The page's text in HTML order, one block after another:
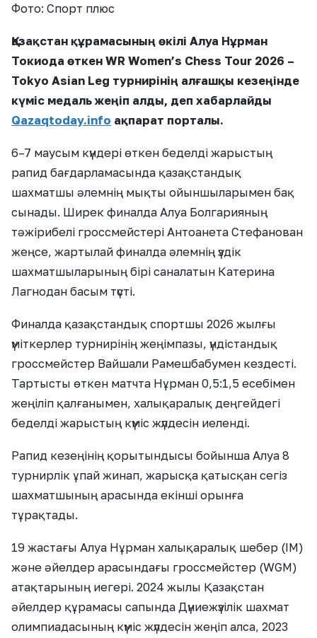
Фото: Спорт плюс
Қазақстан құрамасының өкілі Алуа Нұрман
Токиода өткен WR Women’s Chess Tour 2026 –
Tokyo Asian Leg турнирінің алғашқы кезеңінде
күміс медаль жеңіп алды, деп хабарлайды
Qazaqtoday.info ақпарат порталы.
6–7 маусым күндері өткен беделді жарыстың
рапид бағдарламасында қазақстандық
шахматшы әлемнің мықты ойыншыларымен бақ
сынады. Ширек финалда Алуа Болгарияның
тәжірибелі гроссмейстері Антоанета Стефанован
жеңсе, жартылай финалда әлемнің үздік
шахматшыларының бірі саналатын Катерина
Лагнодан басым түсті.
Финалда қазақстандық спортшы 2026 жылғы
үміткерлер турнирінің жеңімпазы, үндістандық
гроссмейстер Вайшали Рамешбабумен кездесті.
Тартысты өткен матчта Нұрман 0,5:1,5 есебімен
жеңіліп қалғанымен, халықаралық деңгейдегі
беделді жарыстың күміс жүлдесін иеленді.
Рапид кезеңінің қорытындысы бойынша Алуа 8
турнирлік ұпай жинап, жарысқа қатысқан сегіз
шахматшының арасында екінші орынға
тұрақтады.
19 жастағы Алуа Нұрман халықаралық шебер (IM)
және әйелдер арасындағы гроссмейстер (WGM)
атақтарының иегері. 2024 жылы Қазақстан
әйелдер құрамасы сапында Дүниежүзілік шахмат
олимпиадасының күміс жүлдесін жеңіп алса, 2023